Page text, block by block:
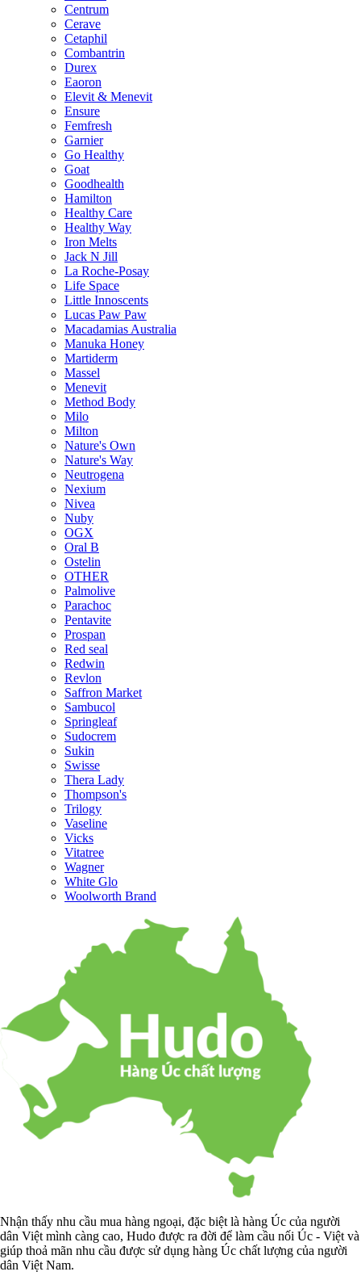
Centrum
Cerave
Cetaphil
Combantrin
Durex
Eaoron
Elevit & Menevit
Ensure
Femfresh
Garnier
Go Healthy
Goat
Goodhealth
Hamilton
Healthy Care
Healthy Way
Iron Melts
Jack N Jill
La Roche-Posay
Life Space
Little Innoscents
Lucas Paw Paw
Macadamias Australia
Manuka Honey
Martiderm
Massel
Menevit
Method Body
Milo
Milton
Nature's Own
Nature's Way
Neutrogena
Nexium
Nivea
Nuby
OGX
Oral B
Ostelin
OTHER
Palmolive
Parachoc
Pentavite
Prospan
Red seal
Redwin
Revlon
Saffron Market
Sambucol
Springleaf
Sudocrem
Sukin
Swisse
Thera Lady
Thompson's
Trilogy
Vaseline
Vicks
Vitatree
Wagner
White Glo
Woolworth Brand
Nhận thấy nhu cầu mua hàng ngoại, đặc biệt là hàng Úc của người
dân Việt mình càng cao, Hudo được ra đời để làm cầu nối Úc - Việt và
giúp thoả mãn nhu cầu được sử dụng hàng Úc chất lượng của người
dân Việt Nam.